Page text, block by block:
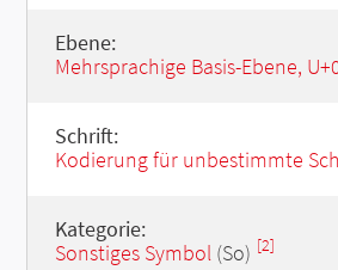
Ebene:
Mehrsprachige Basis-Ebene,
Schrift:
Kodierung für unbestimmte
Kategorie:
Sonstiges Symbol(So) [2]